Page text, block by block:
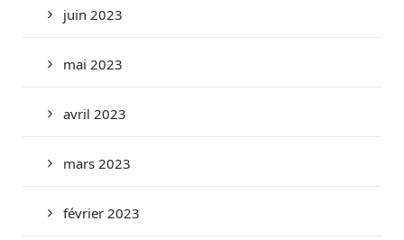
juin 2023
mai 2023
avril 2023
mars 2023
février 2023